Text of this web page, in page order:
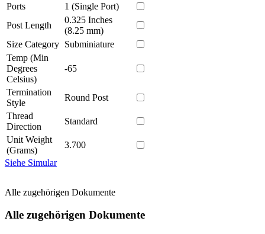
Ports
1 (Single Port)
Post Length
0.325 Inches
(8.25 mm)
Size Category Subminiature
Temp (Min
Degrees
Celsius)
-65
Termination
Style
Round Post
Thread
Direction
Standard
Unit Weight
(Grams)
3.700
Siehe Simular
Alle zugehörigen Dokumente
Alle zugehörigen Dokumente